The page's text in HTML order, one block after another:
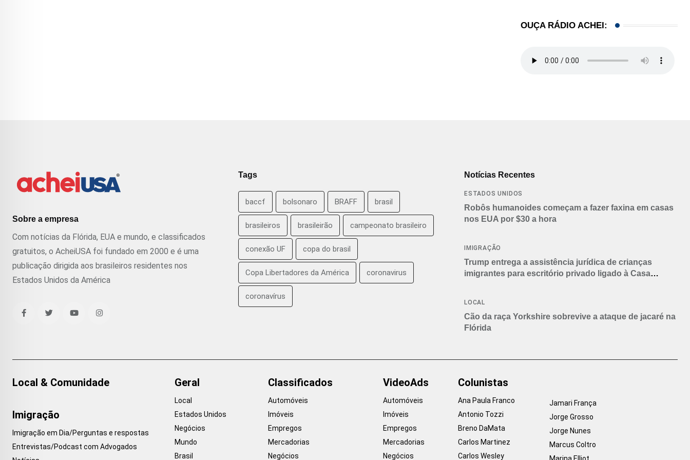
OUÇA RÁDIO ACHEI:
Sobre a empresa
Com notícias da Flórida, EUA e mundo, e classificados
gratuitos, o AcheiUSA foi fundado em 2000 e é uma
publicação dirigida aos brasileiros residentes nos
Estados Unidos da América
Tags
baccf bolsonaro BRAFF brasil
brasileiros brasileirão campeonato brasileiro
conexão UF copa do brasil
Copa Libertadores da América coronavirus
coronavírus
Notícias Recentes
ESTADOS UNIDOS
Robôs humanoides começam a fazer faxina em casas
nos EUA por $30 a hora
IMIGRAÇÃO
Trump entrega a assistência jurídica de crianças
imigrantes para escritório privado ligado à Casa
LOCAL
Cão da raça Yorkshire sobrevive a ataque de jacaré na
Flórida
Local & Comunidade
Imigração
Imigração em Dia/Perguntas e respostas
Entrevistas/Podcast com Advogados
Geral
Local
Estados Unidos
Negócios
Mundo
Brasil
Classificados
Automóveis
Imóveis
Empregos
Mercadorias
Negócios
VideoAds
Automóveis
Imóveis
Empregos
Mercadorias
Negócios
Colunistas
Ana Paula Franco
Antonio Tozzi
Breno DaMata
Carlos Martinez
Carlos Wesley
Jamari França
Jorge Grosso
Jorge Nunes
Marcus Coltro